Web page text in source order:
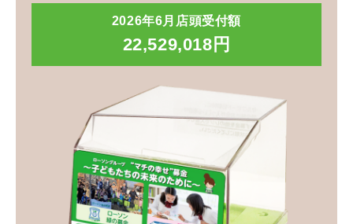
2026年6月店頭受付額
22,529,018円